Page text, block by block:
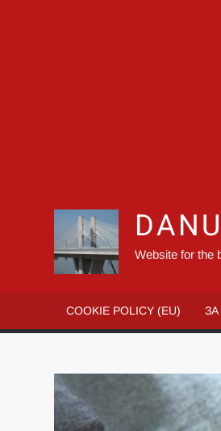
Website for the
COOKIE POLICY (EU)